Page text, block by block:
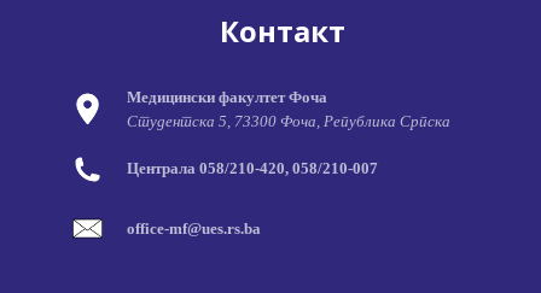
Контакт
Медицински факултет Фоча
Студентска 5, 73300 Фоча, Република Српска
Централа 058/210-420, 058/210-007
office-mf@ues.rs.ba